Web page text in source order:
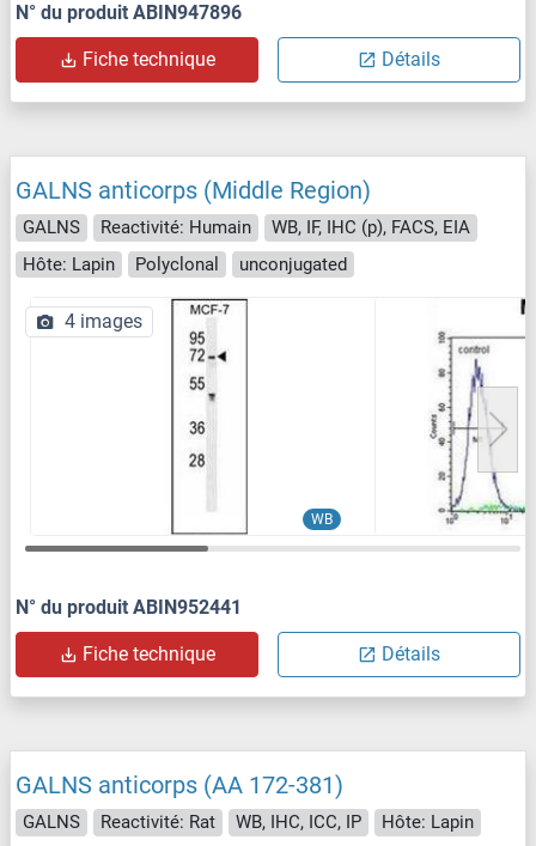
N° du produit ABIN947896
Fiche technique Détails
GALNS anticorps (Middle Region)
GALNS Reactivité: Humain
WB, IF, IHC (p), FACS, EIA
Hôte: Lapin
Polyclonal unconjugated
WB
4 images
N° du produit ABIN952441
Fiche technique Détails
GALNS anticorps (AA 172-381)
GALNS Reactivité: Rat WB, IHC, ICC, IP
Hôte: Lapin